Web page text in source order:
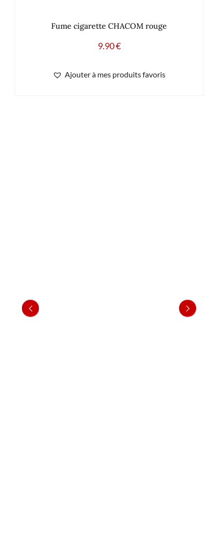
Fume cigarette CHACOM rouge
9.90€
Ajouter à mes produits favoris